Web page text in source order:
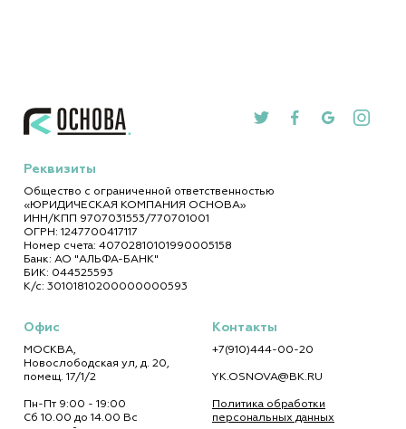
Реквизиты
Общество с ограниченной ответственностью
«ЮРИДИЧЕСКАЯ КОМПАНИЯ ОСНОВА»
ИНН/КПП 9707031553/770701001
ОГРН: 1247700417117
Номер счета: 40702810101990005158
Банк: АО "АЛЬФА-БАНК"
БИК: 044525593
К/с: 30101810200000000593
Офис
МОСКВА,
Новослободская ул, д. 20,
помещ. 17/1/2
Пн-Пт 9:00 - 19:00
Сб 10.00 до 14.00 Вс
Контакты
+7(910)444-00-20
YK.OSNOVA@BK.RU
Политика обработки
персональных данных